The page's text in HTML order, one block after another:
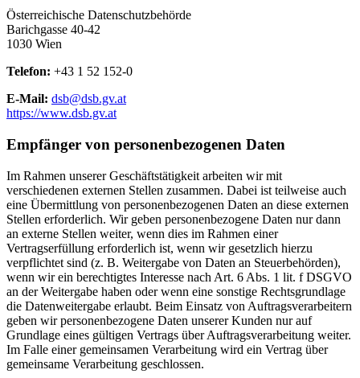
Österreichische Datenschutzbehörde
Barichgasse 40-42
1030 Wien
Telefon: +43 1 52 152-0
E-Mail: dsb@dsb.gv.at
https://www.dsb.gv.at
Empfänger von personenbezogenen Daten
Im Rahmen unserer Geschäftstätigkeit arbeiten wir mit
verschiedenen externen Stellen zusammen. Dabei ist teilweise auch
eine Übermittlung von personenbezogenen Daten an diese externen
Stellen erforderlich. Wir geben personenbezogene Daten nur dann
an externe Stellen weiter, wenn dies im Rahmen einer
Vertragserfüllung erforderlich ist, wenn wir gesetzlich hierzu
verpflichtet sind (z. B. Weitergabe von Daten an Steuerbehörden),
wenn wir ein berechtigtes Interesse nach Art. 6 Abs. 1 lit. f DSGVO
an der Weitergabe haben oder wenn eine sonstige Rechtsgrundlage
die Datenweitergabe erlaubt. Beim Einsatz von Auftragsverarbeitern
geben wir personenbezogene Daten unserer Kunden nur auf
Grundlage eines gültigen Vertrags über Auftragsverarbeitung weiter.
Im Falle einer gemeinsamen Verarbeitung wird ein Vertrag über
gemeinsame Verarbeitung geschlossen.